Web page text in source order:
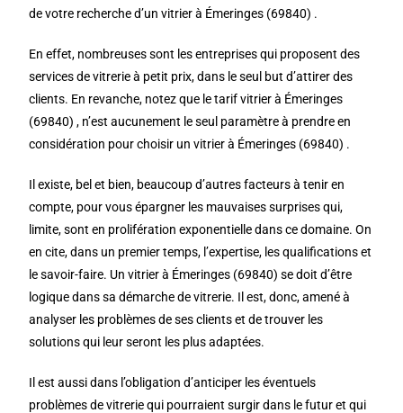
de votre recherche d’un vitrier à Émeringes (69840) .
En effet, nombreuses sont les entreprises qui proposent des
services de vitrerie à petit prix, dans le seul but d’attirer des
clients. En revanche, notez que le tarif vitrier à Émeringes
(69840) , n’est aucunement le seul paramètre à prendre en
considération pour choisir un vitrier à Émeringes (69840) .
Il existe, bel et bien, beaucoup d’autres facteurs à tenir en
compte, pour vous épargner les mauvaises surprises qui,
limite, sont en prolifération exponentielle dans ce domaine. On
en cite, dans un premier temps, l’expertise, les qualifications et
le savoir-faire. Un vitrier à Émeringes (69840) se doit d’être
logique dans sa démarche de vitrerie. Il est, donc, amené à
analyser les problèmes de ses clients et de trouver les
solutions qui leur seront les plus adaptées.
Il est aussi dans l’obligation d’anticiper les éventuels
problèmes de vitrerie qui pourraient surgir dans le futur et qui